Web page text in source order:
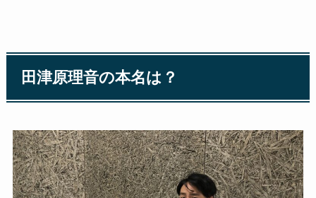
田津原理音の本名は？